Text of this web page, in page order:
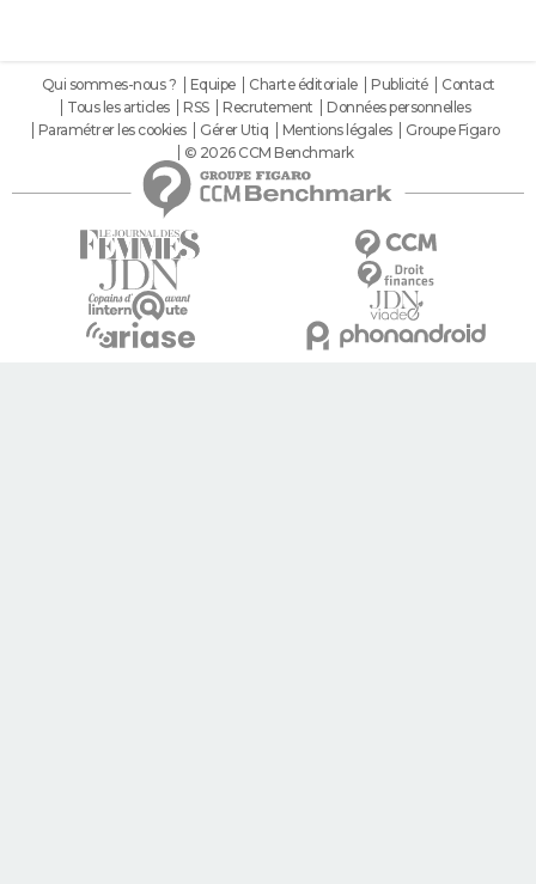
Qui sommes-nous ? Equipe Charte éditoriale Publicité
Contact
Tous les articles
RSS Recrutement
Données personnelles
Paramétrer les cookies
Gérer Utiq Mentions légales
Groupe Figaro
© 2026 CCM Benchmark